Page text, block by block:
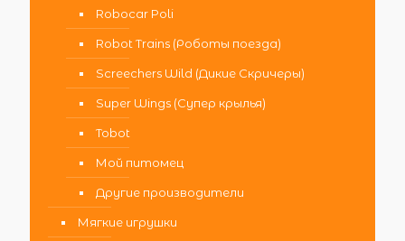
Robocar Poli
Robot Trains (Роботы поезда)
Screechers Wild (Дикие Скричеры)
Super Wings (Супер крылья)
Tobot
Мой питомец
Другие производители
Мягкие игрушки